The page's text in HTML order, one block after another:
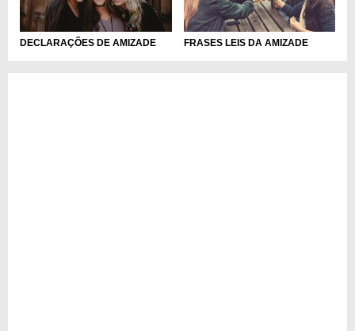
DECLARAÇÕES DE AMIZADE FRASES LEIS DA AMIZADE